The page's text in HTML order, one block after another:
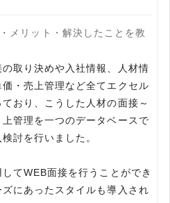
メリット・解決したことを教
取り決めや入社情報、人材情
・売上管理など全てエクセル
おり、こうした人材の面接～
管理を一つのデータベースで
討を行いました。
てWEB面接を行うことができ
にあったスタイルも導入され